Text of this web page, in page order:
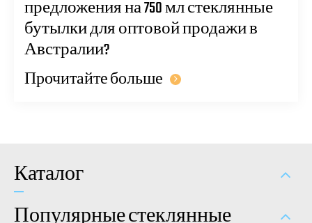
предложения на 750 мл стеклянные
бутылки для оптовой продажи в
Австралии?
Прочитайте больше
Каталог
Популярные стеклянные